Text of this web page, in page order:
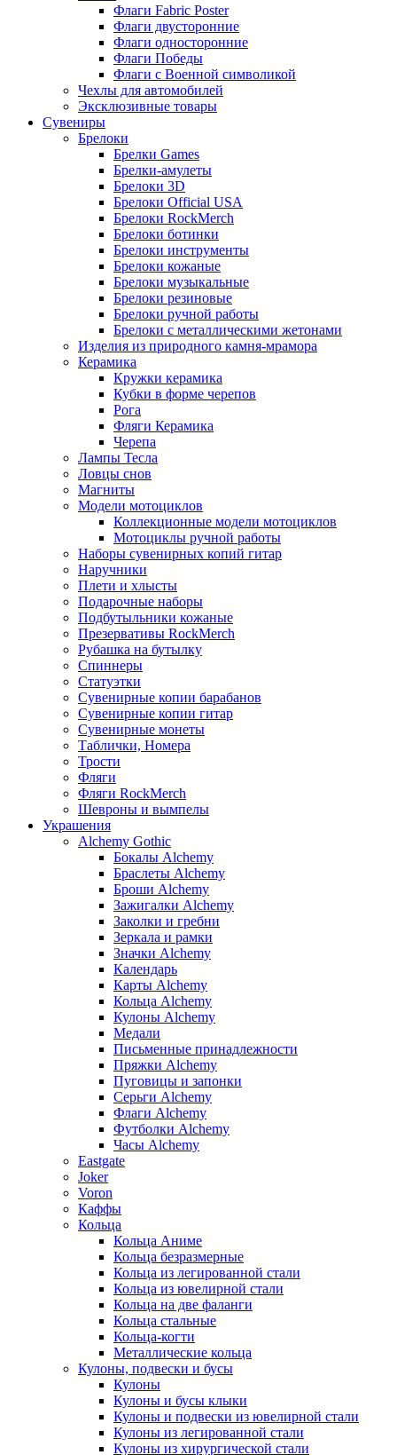
Флаги Fabric Poster
Флаги двусторонние
Флаги односторонние
Флаги Победы
Флаги с Военной символикой
Чехлы для автомобилей
Эксклюзивные товары
Сувениры
Брелоки
Брелки Games
Брелки-амулеты
Брелоки 3D
Брелоки Official USA
Брелоки RockMerch
Брелоки ботинки
Брелоки инструменты
Брелоки кожаные
Брелоки музыкальные
Брелоки резиновые
Брелоки ручной работы
Брелоки с металлическими жетонами
Изделия из природного камня-мрамора
Керамика
Кружки керамика
Кубки в форме черепов
Рога
Фляги Керамика
Черепа
Лампы Тесла
Ловцы снов
Магниты
Модели мотоциклов
Коллекционные модели мотоциклов
Мотоциклы ручной работы
Наборы сувенирных копий гитар
Наручники
Плети и хлысты
Подарочные наборы
Подбутыльники кожаные
Презервативы RockMerch
Рубашка на бутылку
Спиннеры
Статуэтки
Сувенирные копии барабанов
Сувенирные копии гитар
Сувенирные монеты
Таблички, Номера
Трости
Фляги
Фляги RockMerch
Шевроны и вымпелы
Украшения
Alchemy Gothic
Бокалы Alchemy
Браслеты Alchemy
Броши Alchemy
Зажигалки Alchemy
Заколки и гребни
Зеркала и рамки
Значки Alchemy
Календарь
Карты Alchemy
Кольца Alchemy
Кулоны Alchemy
Медали
Письменные принадлежности
Пряжки Alchemy
Пуговицы и запонки
Серьги Alchemy
Флаги Alchemy
Футболки Alchemy
Часы Alchemy
Eastgate
Joker
Voron
Каффы
Кольца
Кольца Аниме
Кольца безразмерные
Кольца из легированной стали
Кольца из ювелирной стали
Кольца на две фаланги
Кольца стальные
Кольца-когти
Металлические кольца
Кулоны, подвески и бусы
Кулоны
Кулоны и бусы клыки
Кулоны и подвески из ювелирной стали
Кулоны из легированной стали
Кулоны из хирургической стали